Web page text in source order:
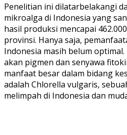
Penelitian ini dilatarbelakangi
mikroalga di Indonesia yang
hasil produksi mencapai
provinsi. Hanya saja,
Indonesia masih belum
akan pigmen dan senyawa
manfaat besar dalam bidang
adalah Chlorella vulgaris,
melimpah di Indonesia dan